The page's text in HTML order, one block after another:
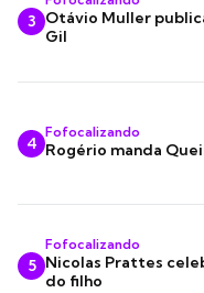
3 Otávio Muller
Gil
4
Fofocalizando
Rogério manda
5
Fofocalizando
Nicolas Prattes
do filho